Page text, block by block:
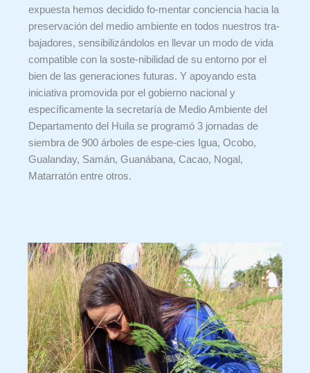
expuesta hemos decidido fo-mentar conciencia hacia la
preservación del medio ambiente en todos nuestros tra-
bajadores, sensibilizándolos en llevar un modo de vida
compatible con la soste-nibilidad de su entorno por el
bien de las generaciones futuras. Y apoyando esta
iniciativa promovida por el gobierno nacional y
específicamente la secretaría de Medio Ambiente del
Departamento del Huila se programó 3 jornadas de
siembra de 900 árboles de espe-cies Igua, Ocobo,
Gualanday, Samán, Guanábana, Cacao, Nogal,
Matarratón entre otros.